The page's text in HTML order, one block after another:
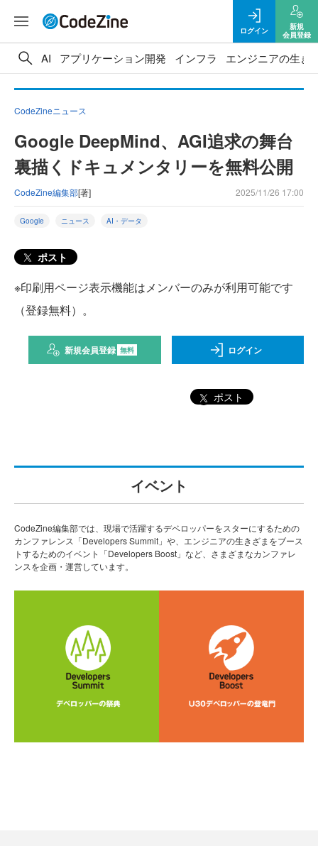
ログイン
新規
会員登録
AI アプリケーション開発 インフラ エンジニアの生き
CodeZineニュース
Google DeepMind、AGI追求の舞台
裏描くドキュメンタリーを無料公開
CodeZine編集部[著] 2025/11/26 17:00
Google ニュース AI・データ
ポスト
※印刷用ページ表示機能はメンバーのみが利用可能です
（登録無料）。
新規会員登録 無料 ログイン
ポスト
イベント
CodeZine編集部では、現場で活躍するデベロッパーをスターにするための
カンファレンス「Developers Summit」や、エンジニアの生きざまをブース
トするためのイベント「Developers Boost」など、さまざまなカンファレ
ンスを企画・運営しています。